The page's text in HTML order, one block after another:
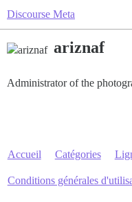
Discourse Meta
ariznaf
Administrator of the
Accueil Catégories
Conditions générales